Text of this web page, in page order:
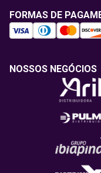
FORMAS DE
NOSSOS NEGÓCIOS